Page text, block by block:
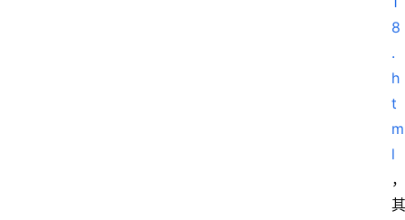
8
.
h
t
m
l
，
其